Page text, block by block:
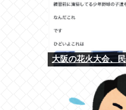
大阪の花火大会、